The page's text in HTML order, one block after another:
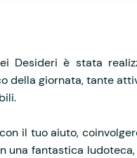
Desideri è stata
della giornata, tante
il tuo aiuto,
una fantastica